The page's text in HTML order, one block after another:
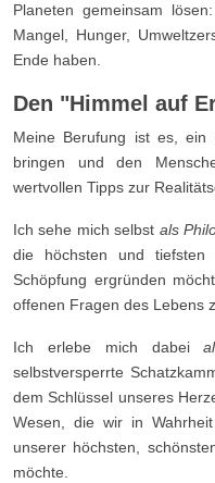
Planeten gemeinsam
Mangel, Hunger,
Ende haben.
Den "Himmel auf
Meine Berufung ist es, ein
bringen und den
wertvollen Tipps zur
Ich sehe mich selbst als
die höchsten und tiefsten
Schöpfung ergründen
offenen Fragen des Lebens
Ich erlebe mich dabei
selbstversperrte
dem Schlüssel unseres
Wesen, die wir in
unserer höchsten,
möchte.